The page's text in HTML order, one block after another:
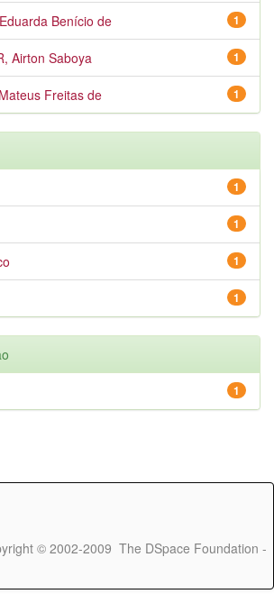
1
Benício de
1
Airton Saboya
1
Freitas de
1
1
1
1
1
© 2002-2009 The DSpace Foundation -